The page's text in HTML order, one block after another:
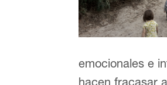
emocionales e
hacen fracasar